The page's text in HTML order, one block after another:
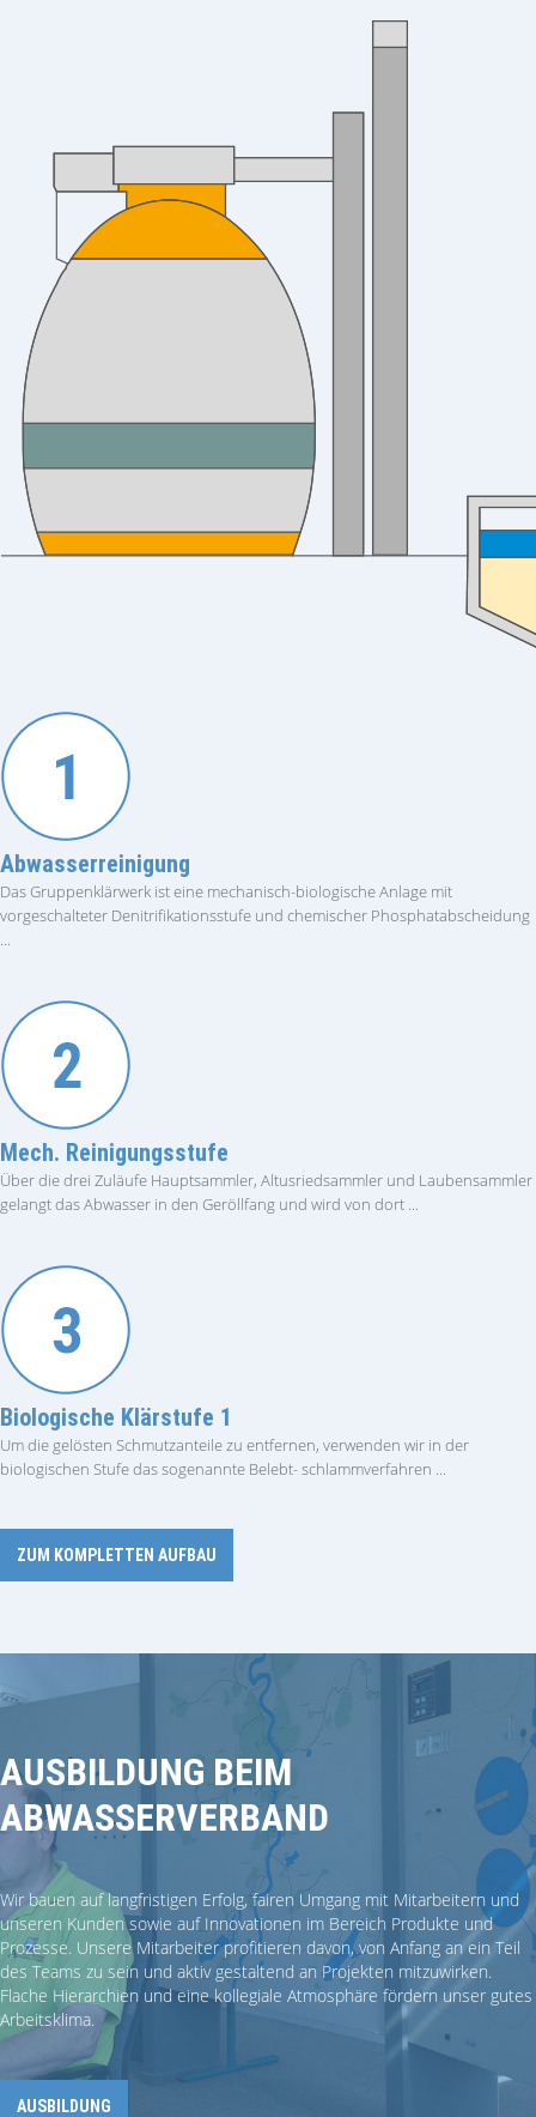
Abwasserreinigung
Das Gruppenklärwerk ist eine mechanisch-biologische Anlage mit
vorgeschalteter Denitrifikationsstufe und chemischer Phosphatabscheidung
...
Mech. Reinigungsstufe
Über die drei Zuläufe Hauptsammler, Altusriedsammler und Laubensammler
gelangt das Abwasser in den Geröllfang und wird von dort ...
Biologische Klärstufe 1
Um die gelösten Schmutzanteile zu entfernen, verwenden wir in der
biologischen Stufe das sogenannte Belebt- schlammverfahren ...
ZUM KOMPLETTEN AUFBAU
AUSBILDUNG BEIM
ABWASSERVERBAND
Wir bauen auf langfristigen Erfolg, fairen Umgang mit Mitarbeitern und
unseren Kunden sowie auf Innovationen im Bereich Produkte und
Prozesse. Unsere Mitarbeiter profitieren davon, von Anfang an ein Teil
des Teams zu sein und aktiv gestaltend an Projekten mitzuwirken.
Flache Hierarchien und eine kollegiale Atmosphäre fördern unser gutes
Arbeitsklima.
AUSBILDUNG